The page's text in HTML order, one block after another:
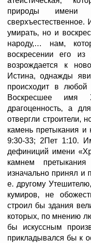
природы имени
умирать, но и
народу,… нам,
воскресении его
возрождается к
Истина, однажды
происходит в любой
Воскресшее имя
драгоценность, а
отвергли строители,
камень претыкания
9:30-33; 2Пет 1:10.
дефиниций имени
камнем
изначально принял и
е. другому
кумиров, не
строил бы здания
которых, по мнению
бы искуссным
прикладывался бы к